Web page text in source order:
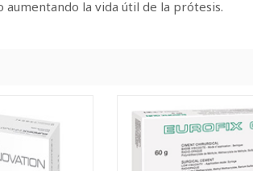
la vida útil de la prótesis.